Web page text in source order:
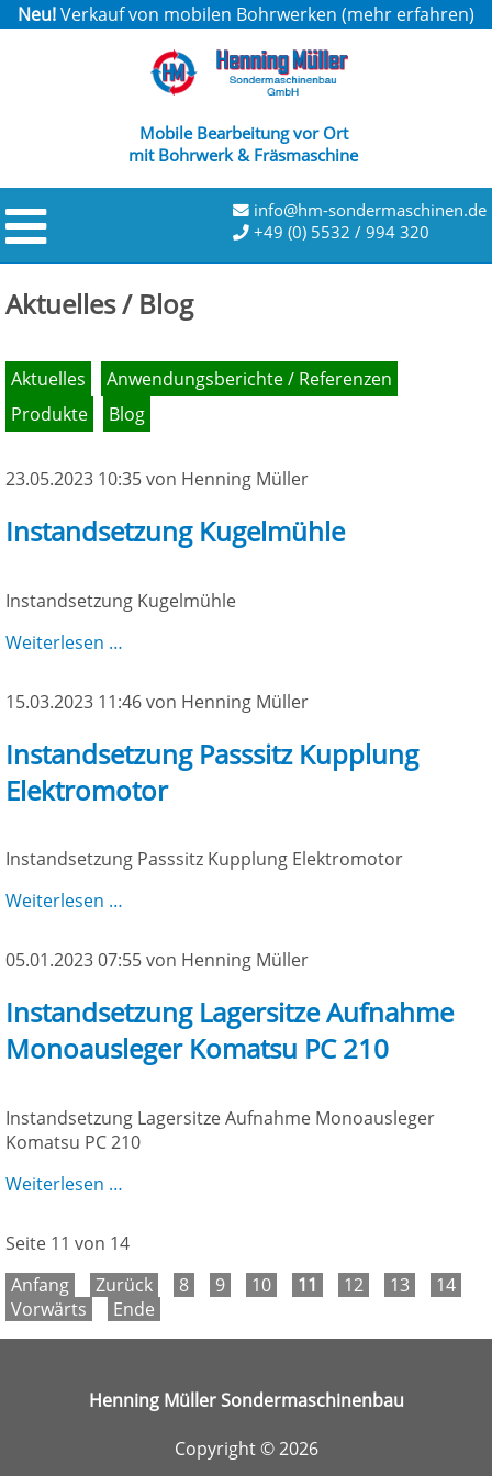
Neu!Verkauf von mobilen Bohrwerken (mehr erfahren)
Mobile Bearbeitung vor Ort
mit Bohrwerk & Fräsmaschine
info@hm-sondermaschinen.de
+49 (0) 5532 / 994 320
Aktuelles / Blog
Aktuelles
Anwendungsberichte / Referenzen
Produkte
Blog
23.05.2023 10:35von Henning Müller
Instandsetzung Kugelmühle
Instandsetzung Kugelmühle
Weiterlesen …
15.03.2023 11:46von Henning Müller
Instandsetzung Passsitz Kupplung
Elektromotor
Instandsetzung Passsitz Kupplung Elektromotor
Weiterlesen …
Kupplung
Elektromotor
05.01.2023 07:55von Henning Müller
Instandsetzung Lagersitze Aufnahme
Monoausleger Komatsu PC 210
Instandsetzung Lagersitze Aufnahme Monoausleger
Komatsu PC 210
Weiterlesen …
Aufnahme
Monoausleger
Komatsu
PC
210
Seite 11 von 14
Anfang
Zurück 8 9 10 11 12 13
14
Vorwärts
Ende
Henning Müller Sondermaschinenbau
Copyright © 2026